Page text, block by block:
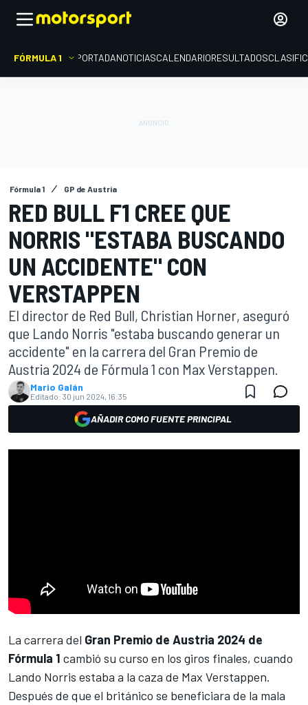
FÓRMULA 1 PORTADANOTICIASCALENDARIORESULTADOS
Fórmula 1 GP de Austria
RED BULL F1 CREE QUE
NORRIS "ESTABA BUSCANDO
UN ACCIDENTE" CON
VERSTAPPEN
El director de Red Bull, Christian Horner, aseguró
que Lando Norris "estaba buscando generar un
accidente" en la carrera del Gran Premio de
Austria 2024 de Fórmula 1 con Max Verstappen.
Mario Galán
Editado: 30 jun 2024, 16:35
AÑADIR COMO FUENTE PRINCIPAL
La carrera del Gran Premio de Austria 2024 de
Fórmula 1 cambió su curso en los giros finales, cuando
Lando Norris estaba a la caza de Max Verstappen.
Después de que el británico se beneficiara de la mala